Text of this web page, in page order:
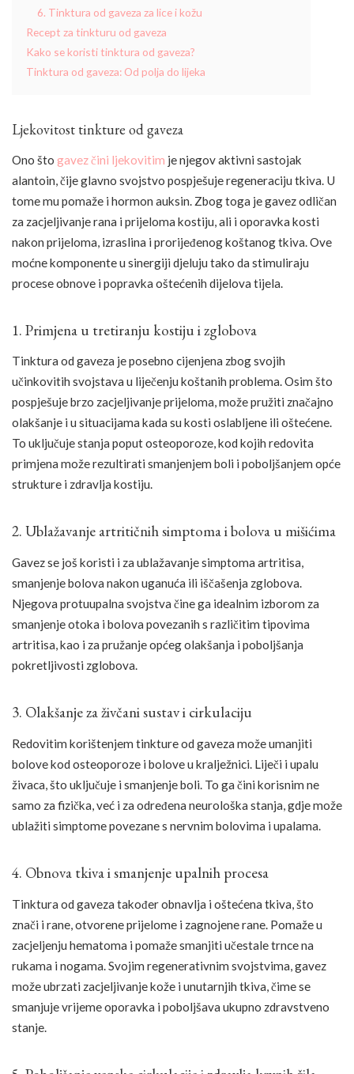
6. Tinktura od gaveza za lice i kožu
Recept za tinkturu od gaveza
Kako se koristi tinktura od gaveza?
Tinktura od gaveza: Od polja do lijeka
Ljekovitost tinkture od gaveza
Ono što gavez čini ljekovitim je njegov aktivni sastojak
alantoin, čije glavno svojstvo pospješuje regeneraciju tkiva. U
tome mu pomaže i hormon auksin. Zbog toga je gavez odličan
za zacjeljivanje rana i prijeloma kostiju, ali i oporavka kosti
nakon prijeloma, izraslina i prorijeđenog koštanog tkiva. Ove
moćne komponente u sinergiji djeluju tako da stimuliraju
procese obnove i popravka oštećenih dijelova tijela.
1. Primjena u tretiranju kostiju i zglobova
Tinktura od gaveza je posebno cijenjena zbog svojih
učinkovitih svojstava u liječenju koštanih problema. Osim što
pospješuje brzo zacjeljivanje prijeloma, može pružiti značajno
olakšanje i u situacijama kada su kosti oslabljene ili oštećene.
To uključuje stanja poput osteoporoze, kod kojih redovita
primjena može rezultirati smanjenjem boli i poboljšanjem opće
strukture i zdravlja kostiju.
2. Ublažavanje artritičnih simptoma i bolova u mišićima
Gavez se još koristi i za ublažavanje simptoma artritisa,
smanjenje bolova nakon uganuća ili iščašenja zglobova.
Njegova protuupalna svojstva čine ga idealnim izborom za
smanjenje otoka i bolova povezanih s različitim tipovima
artritisa, kao i za pružanje općeg olakšanja i poboljšanja
pokretljivosti zglobova.
3. Olakšanje za živčani sustav i cirkulaciju
Redovitim korištenjem tinkture od gaveza može umanjiti
bolove kod osteoporoze i bolove u kralježnici. Liječi i upalu
živaca, što uključuje i smanjenje boli. To ga čini korisnim ne
samo za fizička, već i za određena neurološka stanja, gdje može
ublažiti simptome povezane s nervnim bolovima i upalama.
4. Obnova tkiva i smanjenje upalnih procesa
Tinktura od gaveza također obnavlja i oštećena tkiva, što
znači i rane, otvorene prijelome i zagnojene rane. Pomaže u
zacjeljenju hematoma i pomaže smanjiti učestale trnce na
rukama i nogama. Svojim regenerativnim svojstvima, gavez
može ubrzati zacjeljivanje kože i unutarnjih tkiva, čime se
smanjuje vrijeme oporavka i poboljšava ukupno zdravstveno
stanje.